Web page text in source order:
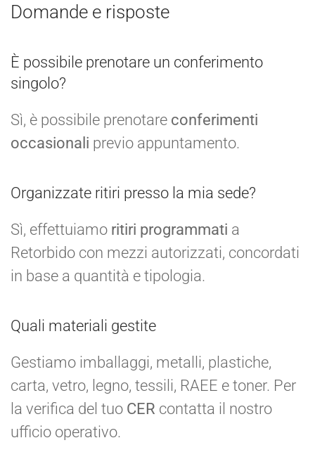
Domande e risposte
È possibile prenotare un conferimento
singolo?
Sì, è possibile prenotare conferimenti
occasionali previo appuntamento.
Organizzate ritiri presso la mia sede?
Sì, effettuiamo ritiri programmati a
Retorbido con mezzi autorizzati, concordati
in base a quantità e tipologia.
Quali materiali gestite
Gestiamo imballaggi, metalli, plastiche,
carta, vetro, legno, tessili, RAEE e toner. Per
la verifica del tuo CER contatta il nostro
ufficio operativo.